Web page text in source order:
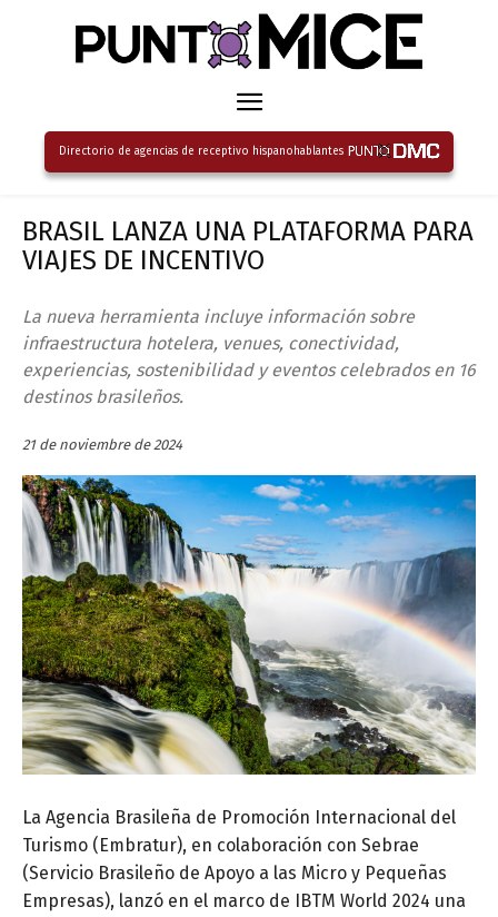
Directorio de agencias de receptivo hispanohablantes
BRASIL LANZA UNA PLATAFORMA PARA
VIAJES DE INCENTIVO
La nueva herramienta incluye información sobre
infraestructura hotelera, venues, conectividad,
experiencias, sostenibilidad y eventos celebrados en 16
destinos brasileños.
21 de noviembre de 2024
La Agencia Brasileña de Promoción Internacional del
Turismo (Embratur), en colaboración con Sebrae
(Servicio Brasileño de Apoyo a las Micro y Pequeñas
Empresas), lanzó en el marco de IBTM World 2024 una